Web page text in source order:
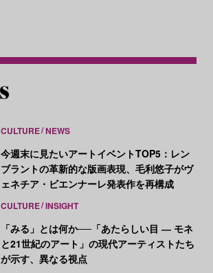
CULTURE NEWS
今週末に見たいアートイベントTOP5：レン
ブラントの革新的な版画表現、毛利悠子がヴ
ェネチア・ビエンナーレ発表作を再構成
CULTURE INSIGHT
「みる」とは何か──「あたらしい目 ― モネ
と21世紀のアート」の現代アーティストたち
が示す、異なる視点